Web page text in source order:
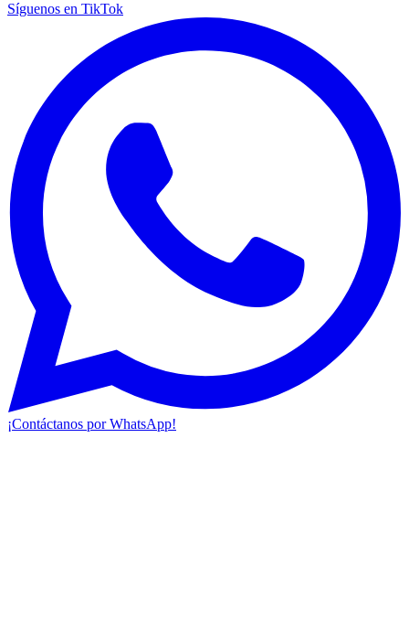
Síguenos en TikTok
¡Contáctanos por WhatsApp!